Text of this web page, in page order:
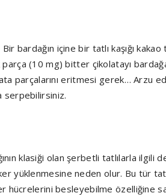
bardağın içine bir tatlı kaşığı
(10 mg) bitter çikolatayı
parçalarını eritmesi gerek… Arzu
serpebilirsiniz.
klasiği olan şerbetli tatlılarla ilgili
yüklenmesine neden olur. Bu tür
hücrelerini besleyebilme özelliğine